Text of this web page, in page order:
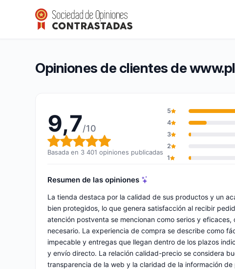
www.plakglass.es
Calificación global: 9,7 de 10
9,7/10(3 401 opiniones)
Opiniones de clientes de
9,7/10
Calificación global: 9,7 de 10
Basada en 3 401 opiniones publicadas
5
4
3
2
1
Resumen de las opiniones
La tienda destaca por la calidad de sus productos y un
bien protegidos, lo que genera satisfacción al recibir
atención postventa se mencionan como serios y
necesario. La experiencia de compra se describe como
impecable y entregas que llegan dentro de los plazos
y envío directo. La relación calidad-precio se considera
transparencia de la web y la claridad de la información de